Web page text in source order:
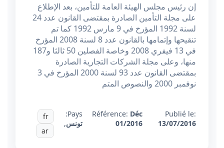
إن رئيس مجلس الهيئة العامة للتأمين، بعد الإطلاع
على مجلة التأمين الصادرة بمقتضى القانون عدد 24
لسنة 1992 المؤرخ في 9 مارس 1992 كما تم
تنقيحها وإتمامها بالقانون عدد 8 لسنة 2008 المؤرخ
في 13 فيفري 2008 وخاصة الفصلين 50 ثالثا و187
منها، وعلى مجلة الشركات التجارية الصادرة
بمقتضى القانون عدد 93 لسنة 2000 المؤرخ في 3
نوفمبر 2000 والنصوص المتم
Publié le:
13/07/2016
Référence: Déc
01/2016
Pays:
تونس,
fr
ar